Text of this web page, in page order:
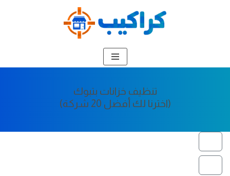
تنظيف خزانات بتبوك
(اخترنا لك أفضل 20 شركة)